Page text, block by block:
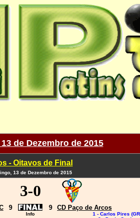
de Dezembro de 2015
- Oitavos de Final
13 de Dezembro de 2015
3-0
9 9 CD Paço de Arcos
Info
1 - Carlos Pires